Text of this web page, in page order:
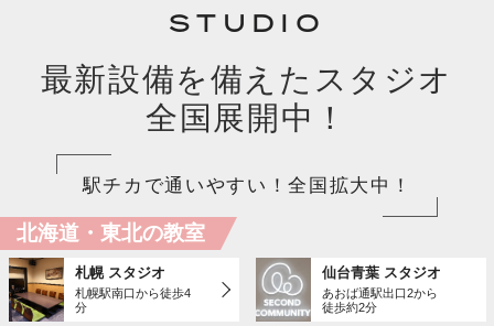
STUDIO
最新設備を備えたスタジオ
全国展開中！
駅チカで通いやすい！全国拡大中！
北海道・東北の教室
札幌 スタジオ
札幌駅南口から徒歩4
分
仙台青葉 スタジオ
あおば通駅出口2から
徒歩約2分